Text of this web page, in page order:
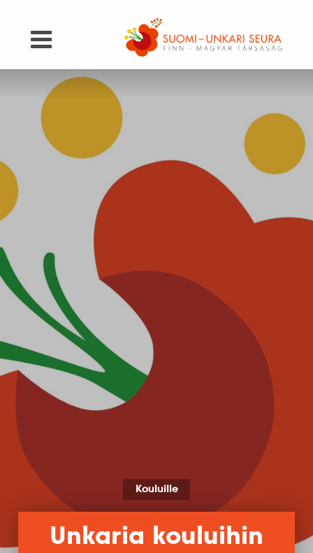
Kouluille
Unkaria kouluihin